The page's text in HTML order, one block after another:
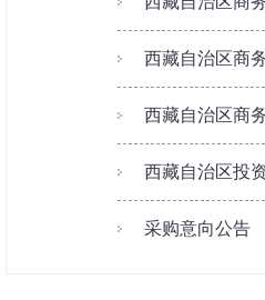
西藏自治区商
西藏自治区商
西藏自治区投
采购意向公告